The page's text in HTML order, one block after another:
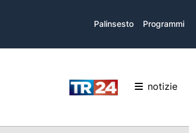
Palinsesto Programmi
notizie